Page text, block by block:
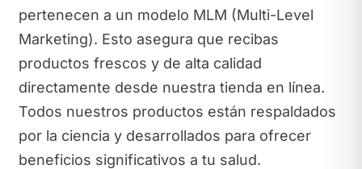
pertenecen a un modelo MLM (Multi-Level
Marketing). Esto asegura que recibas
productos frescos y de alta calidad
directamente desde nuestra tienda en línea.
Todos nuestros productos están respaldados
por la ciencia y desarrollados para ofrecer
beneficios significativos a tu salud.